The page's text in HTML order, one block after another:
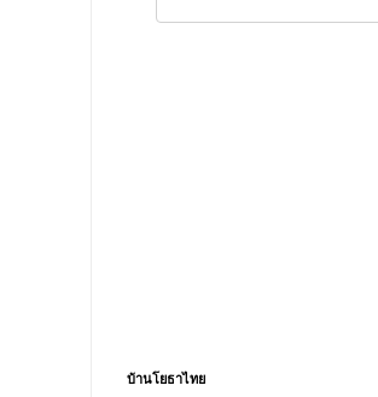
บ้านโยธาไทย